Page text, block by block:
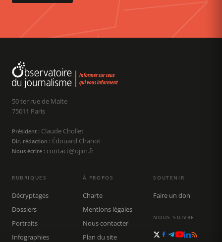
50 ter rue de Malte
75011 Paris
Président : Claude Chollet
Dir. rédaction : Édouard Chanot
Nous écrire : contact@ojim.fr
RUBRIQUES
Décryptages
Dossiers
Portraits
Infographies
À PROPOS
Charte
Mentions légales
Nous contacter
Plan du site
SOUTENIR
Faire un don
NOUS SUIVRE